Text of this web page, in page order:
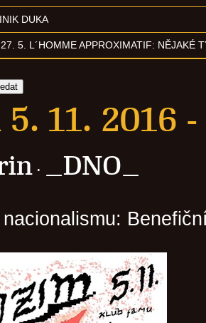
DUKA
27. 5. L´HOMME APPROXIMATIF: NĚJAKÉ
5. 11. 2016 -
· _DNO_